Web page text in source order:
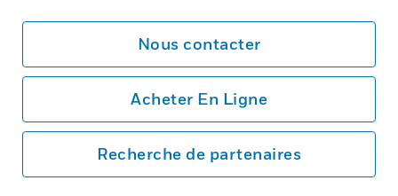
Nous contacter
Acheter En Ligne
Recherche de partenaires